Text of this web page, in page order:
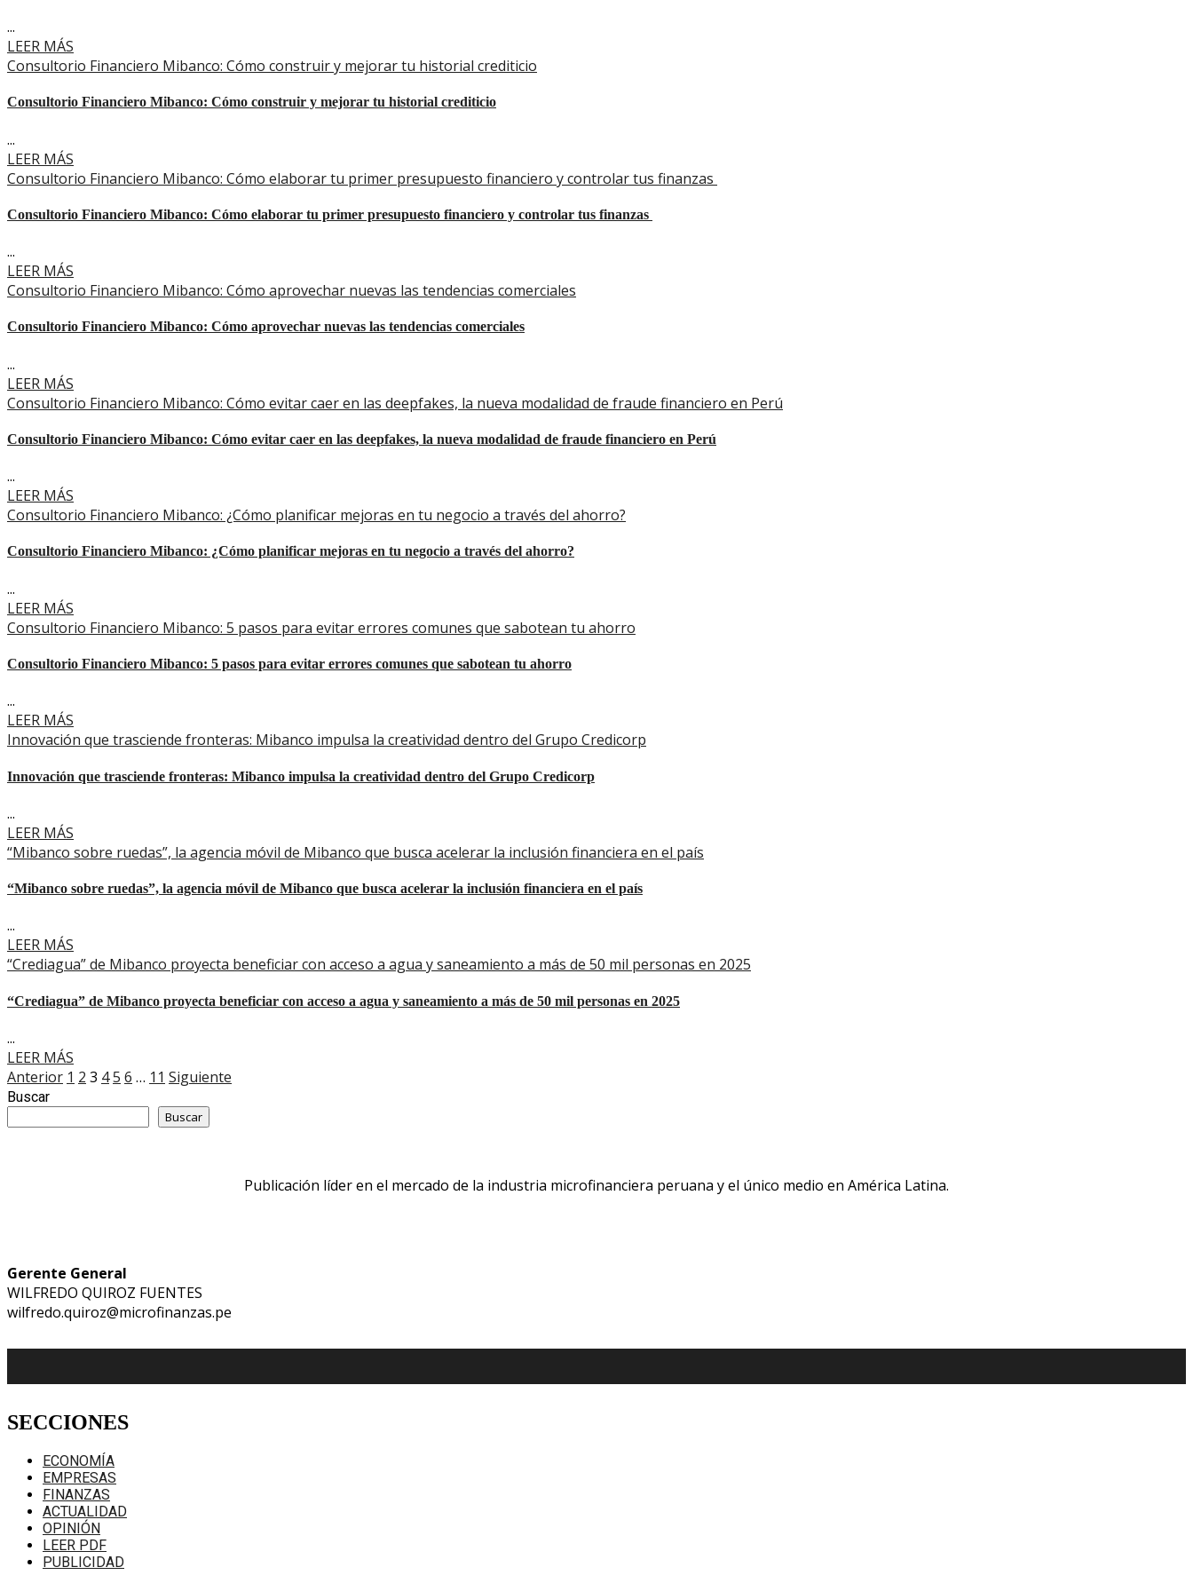
...
LEER MÁS
Consultorio Financiero Mibanco: Cómo construir y mejorar tu historial crediticio
Consultorio Financiero Mibanco: Cómo construir y mejorar tu historial crediticio
...
LEER MÁS
Consultorio Financiero Mibanco: Cómo elaborar tu primer presupuesto financiero y controlar tus finanzas
Consultorio Financiero Mibanco: Cómo elaborar tu primer presupuesto financiero y controlar tus finanzas
...
LEER MÁS
Consultorio Financiero Mibanco: Cómo aprovechar nuevas las tendencias comerciales
Consultorio Financiero Mibanco: Cómo aprovechar nuevas las tendencias comerciales
...
LEER MÁS
Consultorio Financiero Mibanco: Cómo evitar caer en las deepfakes, la nueva modalidad de fraude financiero en Perú
Consultorio Financiero Mibanco: Cómo evitar caer en las deepfakes, la nueva modalidad de fraude financiero en Perú
...
LEER MÁS
Consultorio Financiero Mibanco: ¿Cómo planificar mejoras en tu negocio a través del ahorro?
Consultorio Financiero Mibanco: ¿Cómo planificar mejoras en tu negocio a través del ahorro?
...
LEER MÁS
Consultorio Financiero Mibanco: 5 pasos para evitar errores comunes que sabotean tu ahorro
Consultorio Financiero Mibanco: 5 pasos para evitar errores comunes que sabotean tu ahorro
...
LEER MÁS
Innovación que trasciende fronteras: Mibanco impulsa la creatividad dentro del Grupo Credicorp
Innovación que trasciende fronteras: Mibanco impulsa la creatividad dentro del Grupo Credicorp
...
LEER MÁS
“Mibanco sobre ruedas”, la agencia móvil de Mibanco que busca acelerar la inclusión financiera en el país
“Mibanco sobre ruedas”, la agencia móvil de Mibanco que busca acelerar la inclusión financiera en el país
...
LEER MÁS
“Crediagua” de Mibanco proyecta beneficiar con acceso a agua y saneamiento a más de 50 mil personas en 2025
“Crediagua” de Mibanco proyecta beneficiar con acceso a agua y saneamiento a más de 50 mil personas en 2025
...
LEER MÁS
Paginación
de
entradas
Anterior 1 2 3 45 6 … 11 Siguiente
Buscar
Buscar
Publicación líder en el mercado de la industria microfinanciera peruana y el único medio en América Latina.
Gerente General
WILFREDO QUIROZ FUENTES
wilfredo.quiroz@microfinanzas.pe
SECCIONES
ECONOMÍA
EMPRESAS
FINANZAS
ACTUALIDAD
OPINIÓN
LEER PDF
PUBLICIDAD